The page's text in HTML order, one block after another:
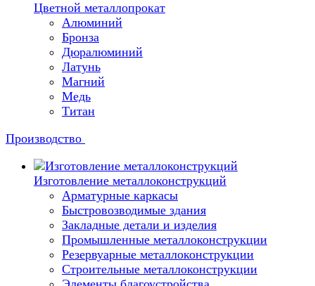
Цветной металлопрокат
Алюминий
Бронза
Дюралюминий
Латунь
Магний
Медь
Титан
Производство
Изготовление металлоконструкций
Арматурные каркасы
Быстровозводимые здания
Закладные детали и изделия
Промышленные металлоконструкции
Резервуарные металлоконструкции
Строительные металлоконструкции